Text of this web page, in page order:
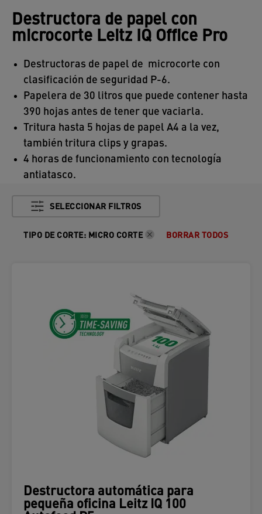
Destructora de papel con
microcorte Leitz IQ Office Pro
Destructoras de papel de microcorte con
clasificación de seguridad P-6.
Papelera de 30 litros que puede contener hasta
390 hojas antes de tener que vaciarla.
Tritura hasta 5 hojas de papel A4 a la vez,
también tritura clips y grapas.
4 horas de funcionamiento con tecnología
antiatasco.
SELECCIONAR FILTROS
TIPO DE CORTE: MICRO CORTE BORRAR TODOS
Destructora automática para
pequeña oficina Leitz IQ 100